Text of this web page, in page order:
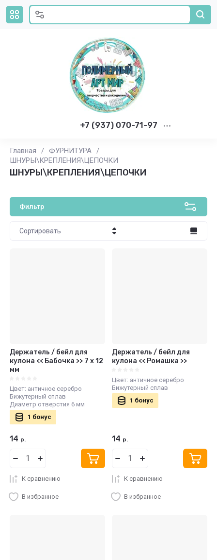
+7 (937) 070-71-97
Главная / ФУРНИТУРА /
ШНУРЫ\КРЕПЛЕНИЯ\ЦЕПОЧКИ
ШНУРЫ\КРЕПЛЕНИЯ\ЦЕПОЧКИ
Фильтр
Сортировать
Держатель / бейл для
кулона << Бабочка >> 7 х 12
мм
Цвет: античное серебро
Бижутерный сплав
Диаметр отверстия 6 мм
1 бонус
14 р.
К сравнению
В избранное
Держатель / бейл для
кулона << Ромашка >>
Цвет: античное серебро
Бижутерный сплав
1 бонус
14 р.
К сравнению
В избранное